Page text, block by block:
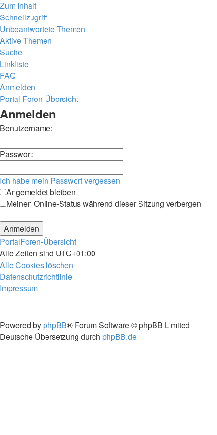
Zum Inhalt
Schnellzugriff
Unbeantwortete Themen
Aktive Themen
Suche
Linkliste
FAQ
Anmelden
Portal Foren-Übersicht
Suche
Anmelden
Benutzername:
Passwort:
Ich habe mein Passwort vergessen
Angemeldet bleiben
Meinen Online-Status während dieser Sitzung verbergen
PortalForen-Übersicht
Alle Zeiten sind UTC+01:00
Alle Cookies löschen
Datenschutzrichtlinie
Impressum
Powered by phpBB® Forum Software © phpBB Limited
Deutsche Übersetzung durch phpBB.de